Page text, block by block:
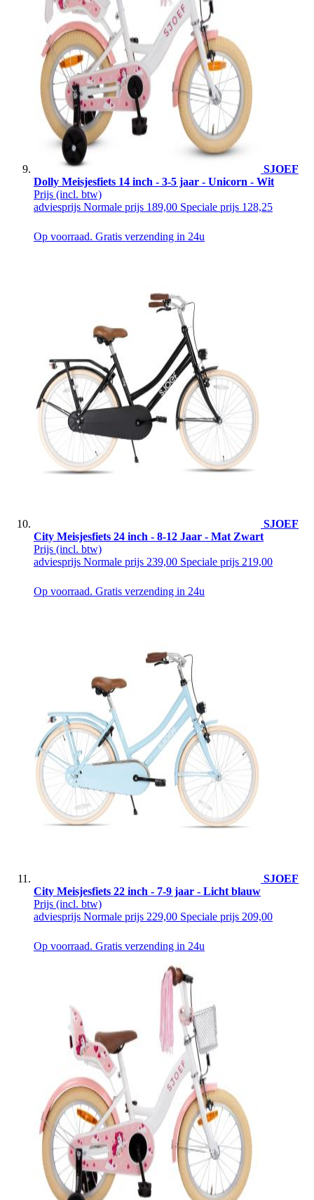
SJOEF
Dolly Meisjesfiets 14 inch - 3-5 jaar - Unicorn - Wit
Prijs (incl. btw)
adviesprijs Normale prijs 189,00 Speciale prijs 128,25
Op voorraad. Gratis verzending in 24u
SJOEF
City Meisjesfiets 24 inch - 8-12 Jaar - Mat Zwart
Prijs (incl. btw)
adviesprijs Normale prijs 239,00 Speciale prijs 219,00
Op voorraad. Gratis verzending in 24u
SJOEF
City Meisjesfiets 22 inch - 7-9 jaar - Licht blauw
Prijs (incl. btw)
adviesprijs Normale prijs 229,00 Speciale prijs 209,00
Op voorraad. Gratis verzending in 24u